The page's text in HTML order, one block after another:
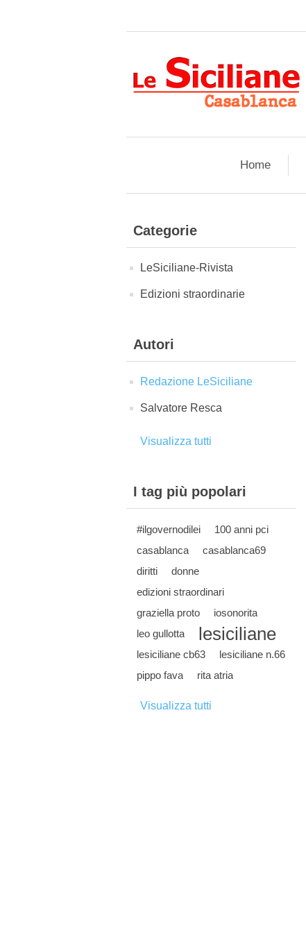
Home
Categorie
LeSiciliane-Rivista
Edizioni straordinarie
Autori
Redazione LeSiciliane
Salvatore Resca
Visualizza tutti
I tag più popolari
#ilgovernodilei
100 anni pci
casablanca
casablanca69
diritti
donne
edizioni straordinari
graziella proto
iosonorita
leo gullotta
lesiciliane
lesiciliane cb63
lesiciliane n.66
pippo fava
rita atria
Visualizza tutti